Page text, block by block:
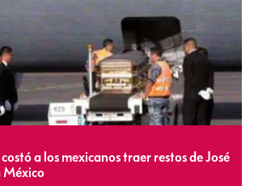
a los mexicanos traer restos de José
México